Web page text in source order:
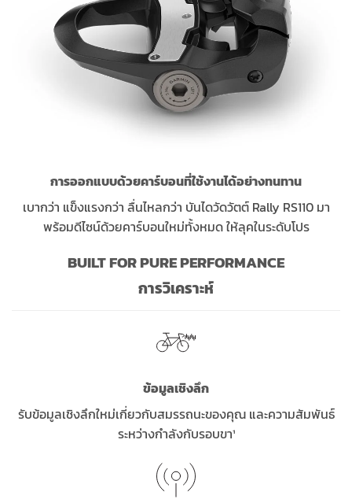
การออกแบบด้วยคาร์บอนที่ใช้งานได้อย่างทนทาน
เบากว่า แข็งแรงกว่า ลื่นไหลกว่า บันไดวัดวัตต์ Rally RS110 มา
พร้อมดีไซน์ด้วยคาร์บอนใหม่ทั้งหมด ให้ลุคในระดับโปร
BUILT FOR PURE PERFORMANCE
การวิเคราะห์
ข้อมูลเชิงลึก
รับข้อมูลเชิงลึกใหม่เกี่ยวกับสมรรถนะของคุณ และความสัมพันธ์
ระหว่างกำลังกับรอบขา¹